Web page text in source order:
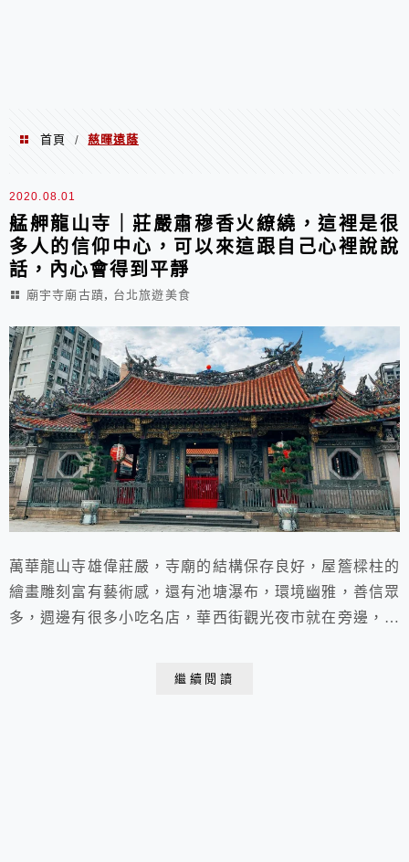
首頁 / 慈暉遠蔭
慈暉遠蔭
2020.08.01
艋舺龍山寺｜莊嚴肅穆香火繚繞，這裡是很
多人的信仰中心，可以來這跟自己心裡說說
話，內心會得到平靜
廟宇寺廟古蹟, 台北旅遊美食
萬華龍山寺雄偉莊嚴，寺廟的結構保存良好，屋簷樑柱的
繪畫雕刻富有藝術感，還有池塘瀑布，環境幽雅，善信眾
多，週邊有很多小吃名店，華西街觀光夜市就在旁邊，來
繼續閱讀